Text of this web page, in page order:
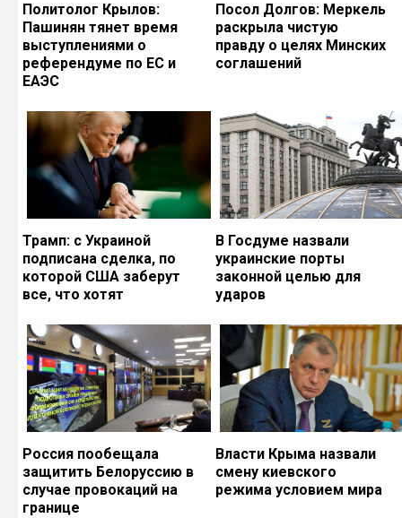
Политолог Крылов:
Пашинян тянет время
выступлениями о
референдуме по ЕС и
ЕАЭС
Посол Долгов: Меркель
раскрыла чистую
правду о целях Минских
соглашений
Трамп: с Украиной
подписана сделка, по
которой США заберут
все, что хотят
В Госдуме назвали
украинские порты
законной целью для
ударов
Россия пообещала
защитить Белоруссию в
случае провокаций на
границе
Власти Крыма назвали
смену киевского
режима условием мира